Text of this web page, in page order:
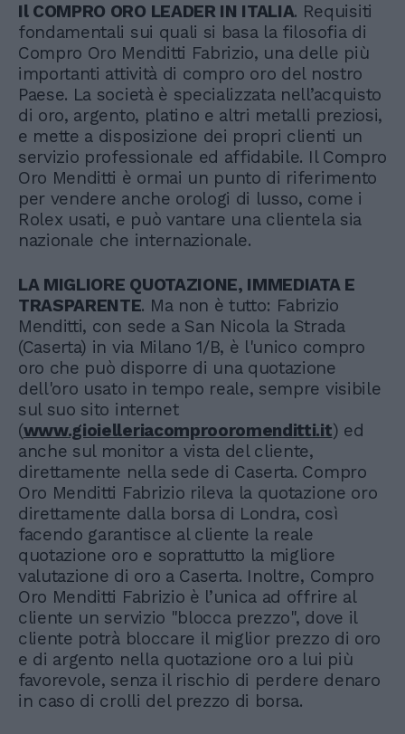
Il COMPRO ORO LEADER IN ITALIA. Requisiti
fondamentali sui quali si basa la filosofia di
Compro Oro Menditti Fabrizio, una delle più
importanti attività di compro oro del nostro
Paese. La società è specializzata nell’acquisto
di oro, argento, platino e altri metalli preziosi,
e mette a disposizione dei propri clienti un
servizio professionale ed affidabile. Il Compro
Oro Menditti è ormai un punto di riferimento
per vendere anche orologi di lusso, come i
Rolex usati, e può vantare una clientela sia
nazionale che internazionale.
LA MIGLIORE QUOTAZIONE, IMMEDIATA E
TRASPARENTE. Ma non è tutto: Fabrizio
Menditti, con sede a San Nicola la Strada
(Caserta) in via Milano 1/B, è l'unico compro
oro che può disporre di una quotazione
dell'oro usato in tempo reale, sempre visibile
sul suo sito internet
(www.gioielleriacomprooromenditti.it) ed
anche sul monitor a vista del cliente,
direttamente nella sede di Caserta. Compro
Oro Menditti Fabrizio rileva la quotazione oro
direttamente dalla borsa di Londra, così
facendo garantisce al cliente la reale
quotazione oro e soprattutto la migliore
valutazione di oro a Caserta. Inoltre, Compro
Oro Menditti Fabrizio è l’unica ad offrire al
cliente un servizio "blocca prezzo", dove il
cliente potrà bloccare il miglior prezzo di oro
e di argento nella quotazione oro a lui più
favorevole, senza il rischio di perdere denaro
in caso di crolli del prezzo di borsa.